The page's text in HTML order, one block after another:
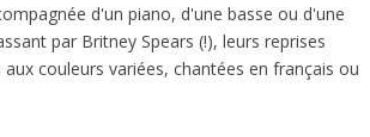
d'un piano, d'une basse ou d'une
par Britney Spears (!), leurs reprises
couleurs variées, chantées en français ou